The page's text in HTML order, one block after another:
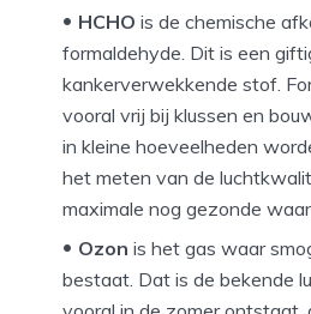
HCHO is de chemische
formaldehyde. Dit is een
kankerverwekkende stof.
vooral vrij bij klussen en
in kleine hoeveelheden
het meten van de
maximale nog gezonde
Ozon is het gas waar
bestaat. Dat is de bekende